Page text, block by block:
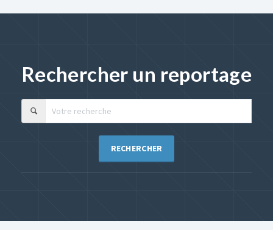
Rechercher un reportage
RECHERCHER